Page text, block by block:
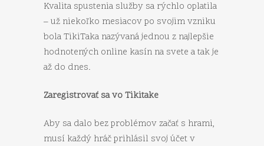
Kvalita spustenia služby sa rýchlo oplatila
– už niekoľko mesiacov po svojim vzniku
bola TikiTaka nazývaná jednou z najlepšie
hodnotených online kasín na svete a tak je
až do dnes.
Zaregistrovať sa vo Tikitake
Aby sa dalo bez problémov začať s hrami,
musí každý hráč prihlásil svoj účet v